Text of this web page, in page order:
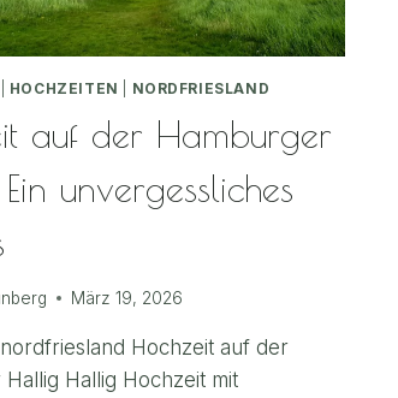
HOCHZEITEN NORDFRIESLAND
auf der Hamburger
unvergessliches
März 19, 2026
Hochzeit auf der
Hallig Hochzeit mit